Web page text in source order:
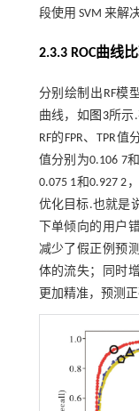
段使用 SVM 来解
2.3.3 ROC曲线
分别绘制出RF模
曲线，如 图3所示
RF的FPR、TPR值
值分别为0.106 7
0.075 1和0.927 2
优化目标.也就是
下单倾向的用户
减少了假正例预
体的流失；同时
更加精准，预测